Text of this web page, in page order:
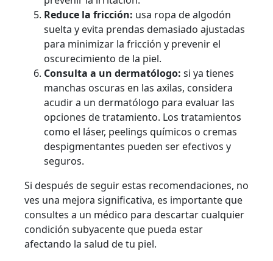
Reduce la fricción: usa ropa de algodón
suelta y evita prendas demasiado ajustadas
para minimizar la fricción y prevenir el
oscurecimiento de la piel.
Consulta a un dermatólogo: si ya tienes
manchas oscuras en las axilas, considera
acudir a un dermatólogo para evaluar las
opciones de tratamiento. Los tratamientos
como el láser, peelings químicos o cremas
despigmentantes pueden ser efectivos y
seguros.
Si después de seguir estas recomendaciones, no
ves una mejora significativa, es importante que
consultes a un médico para descartar cualquier
condición subyacente que pueda estar
afectando la salud de tu piel.